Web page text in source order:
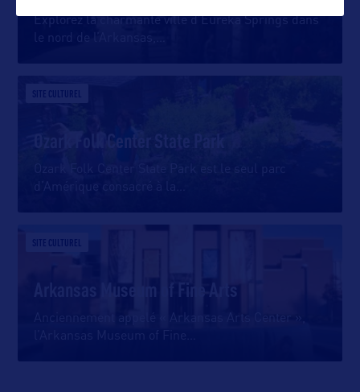
Explorez la charmante ville d’Eureka Springs dans
le nord de l’Arkansas,
SITE CULTUREL
Ozark Folk Center State Park
SITE CULTUREL
Arkansas Museum of Fine Arts
Anciennement appelé « Arkansas Arts Center »,